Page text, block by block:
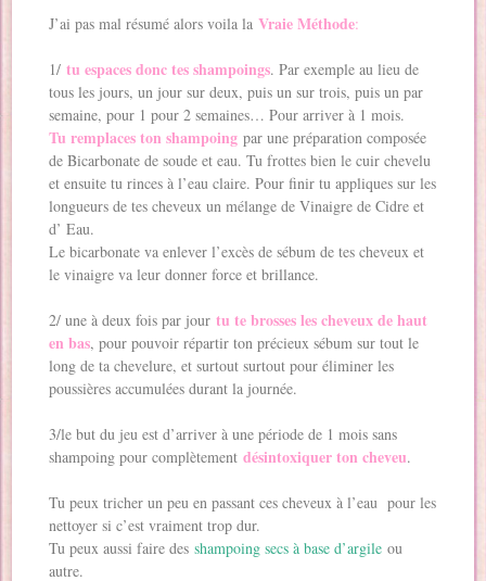
J’ai pas mal résumé alors voila laVraie Méthode:
1/tu espaces donc tes shampoings. Par exemple au lieu de
tous les jours, un jour sur deux, puis un sur trois, puis un par
semaine, pour 1 pour 2 semaines… Pour arriver à 1 mois.
Tu remplaces ton shampoing par une préparation composée
de Bicarbonate de soude et eau. Tu frottes bien le cuir chevelu
et ensuite tu rinces à l’eau claire. Pour finir tu appliques sur les
longueurs de tes cheveux un mélange de Vinaigre de Cidre et
d’ Eau.
Le bicarbonate va enlever l’excès de sébum de tes cheveux et
le vinaigre va leur donner force et brillance.
2/ une à deux fois par jourtu te brosses les cheveux de haut
en bas, pour pouvoir répartir ton précieux sébum sur tout le
long de ta chevelure, et surtout surtout pour éliminer les
poussières accumulées durant la journée.
3/le but du jeu est d’arriver à une période de 1 mois sans
shampoing pour complètementdésintoxiquer ton cheveu.
Tu peux tricher un peu en passant ces cheveux à l’eau pour les
nettoyer si c’est vraiment trop dur.
Tu peux aussi faire desshampoing secs à base d’argile ou
autre.